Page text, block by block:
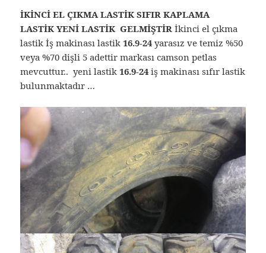
İKİNCİ EL ÇIKMA LASTİK SIFIR KAPLAMA
LASTİK YENİ LASTİK GELMİŞTİRİkinci el çıkma
lastik İş makinası lastik16.9-24 yarasız ve temiz %50
veya %70 dişli 5 adettir markası camson petlas
mevcuttur.. yeni lastik 16.9-24 iş makinası sıfır lastik
bulunmaktadır …